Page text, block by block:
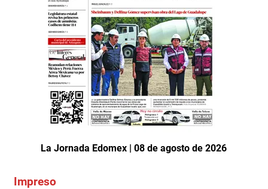
La Jornada Edomex | 08 de agosto de 2026
Impreso